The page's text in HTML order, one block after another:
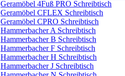
Geramöbel 4Fuß PRO Schreibtisch
Geramöbel CFLEX Schreibtisch
Geramöbel CPRO Schreibtisch
Hammerbacher A Schreibtisch
Hammerbacher B Schreibtisch
Hammerbacher F Schreibtisch
Hammerbacher H Schreibtisch
Hammerbacher J Schreibtisch